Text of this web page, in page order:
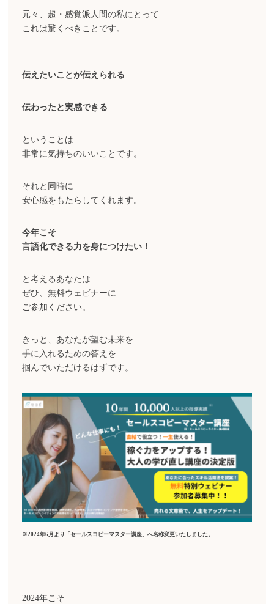
元々、超・感覚派人間の私にとって
これは驚くべきことです。
伝えたいことが伝えられる
伝わったと実感できる
ということは
非常に気持ちのいいことです。
それと同時に
安心感をもたらしてくれます。
今年こそ
言語化できる力を身につけたい！
と考えるあなたは
ぜひ、無料ウェビナーに
ご参加ください。
きっと、あなたが望む未来を
手に入れるための答えを
掴んでいただけるはずです。
※2024年6月より「セールスコピーマスター講座」へ名称変更いたしました。
2024年こそ